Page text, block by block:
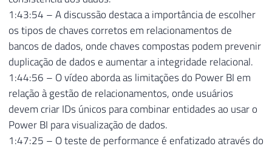
1:43:54 – A discussão destaca a importância de escolher
os tipos de chaves corretos em relacionamentos de
bancos de dados, onde chaves compostas podem prevenir
duplicação de dados e aumentar a integridade relacional.
1:44:56 – O vídeo aborda as limitações do Power BI em
relação à gestão de relacionamentos, onde usuários
devem criar IDs únicos para combinar entidades ao usar o
Power BI para visualização de dados.
1:47:25 – O teste de performance é enfatizado através do